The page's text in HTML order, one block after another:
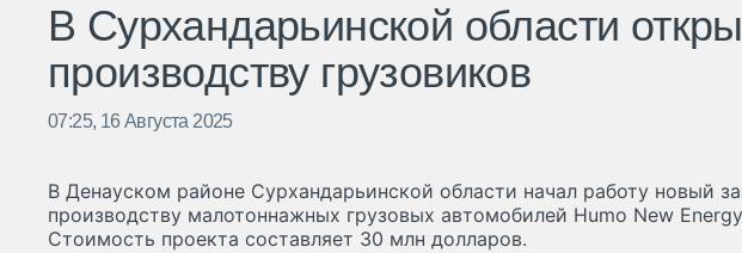
В Сурхандарьинской области
производству грузовиков
07:25, 16 Августа 2025
В Денауском районе Сурхандарьинской области начал работу новый
производству малотоннажных грузовых автомобилей Humo New
Стоимость проекта составляет 30 млн долларов.